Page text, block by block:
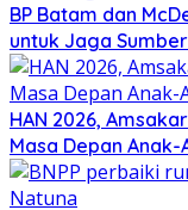
BP Batam dan
untuk Jaga
HAN 2026,
Masa Depan Anak-